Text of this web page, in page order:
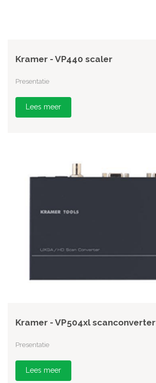
Kramer - VP440 scaler
Presentatie
Lees meer
Kramer - VP504xl scanconverter
Presentatie
Lees meer